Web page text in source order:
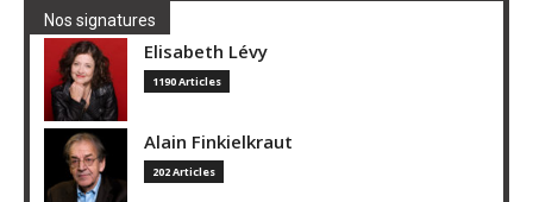
Nos signatures
Elisabeth Lévy
1190 Articles
Alain Finkielkraut
202 Articles